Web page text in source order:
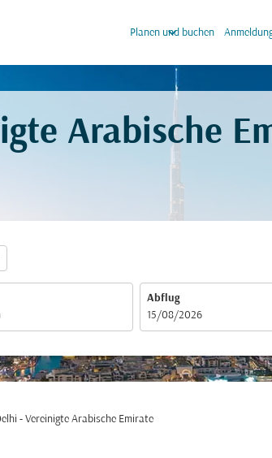
Planen und buchen
keyboard_arrow_down
Arabische
Abflug
fc-booking-departure-date-
15/08/2026
- Vereinigte Arabische Emirate